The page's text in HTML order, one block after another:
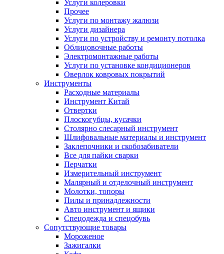
Услуги колеровки
Прочее
Услуги по монтажу жалюзи
Услуги дизайнера
Услуги по устройству и ремонту потолка
Облицовочные работы
Электромонтажные работы
Услуги по установке кондиционеров
Оверлок ковровых покрытий
Инструменты
Расходные материалы
Инструмент Китай
Отвертки
Плоскогубцы, кусачки
Столярно слесарный инструмент
Шлифовальные материалы и инструмент
Заклепочники и скобозабиватели
Все для пайки сварки
Перчатки
Измерительный инструмент
Малярный и отделочный инструмент
Молотки, топоры
Пилы и принадлежности
Авто инструмент и ящики
Спецодежда и спецобувь
Сопутствующие товары
Мороженое
Зажигалки